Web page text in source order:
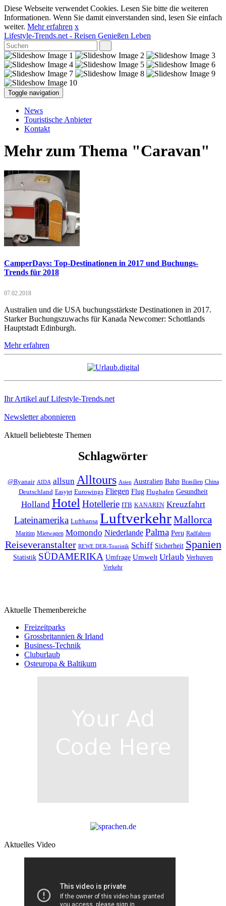
Diese Webseite verwendet Cookies. Lesen Sie bitte die weiteren
Informationen. Wenn Sie damit einverstanden sind, lesen Sie einfach
weiter. Mehr erfahren x
Lifestyle-Trends.net - Reisen Genießen Leben
Toggle navigation
News
Touristische Anbieter
Kontakt
Mehr zum Thema "Caravan"
CamperDays: Top-Destinationen in 2017 und Buchungs-
Trends für 2018
07.02.2018
Australien und die USA buchungsstärkste Destinationen in 2017.
Starker Buchungszuwachs für Kanada Newcomer: Schottlands
Hauptstadt Edinburgh.
Mehr erfahren
Ihr Artikel auf Lifestyle-Trends.net
Newsletter abonnieren
Aktuell beliebteste Themen
Schlagwörter
@Ryanair AIDA allsun Alltours Asien Australien Bahn Brasilien China
Deutschland Easyjet Eurowings Fliegen Flug Flughafen Gesundheit
Holland Hotel Hotellerie ITB KANAREN Kreuzfahrt
Lateinamerika Lufthansa LuftverkehrMallorca
Maritim Mietwagen Momondo Niederlande Palma Peru Radfahren
Reiseveranstalter REWE DER-Touristik Schiff Sicherheit Spanien
Statistik SÜDAMERIKA Umfrage Umwelt Urlaub Verhuven
Verkehr
Aktuelle Themenbereiche
Freizeitparks
Grossbritannien & Irland
Business-Technik
Cluburlaub
Osteuropa & Baltikum
Aktuelles Video